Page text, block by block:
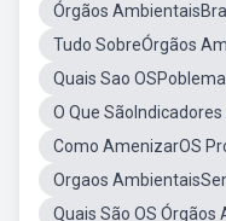
Órgãos
Tudo SobreÓrgãos
Quais Sao
O Que
Como AmenizarOS
Orgaos
Quais São OS